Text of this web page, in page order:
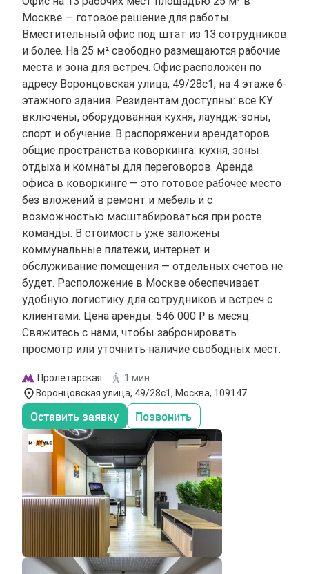
Москве — готовое решение для работы.
Вместительный офис под штат из 13 сотрудников
и более. На 25 м² свободно размещаются рабочие
места и зона для встреч. Офис расположен по
адресу Воронцовская улица, 49/28с1, на 4 этаже 6-
этажного здания. Резидентам доступны: все КУ
включены, оборудованная кухня, лаундж-зоны,
спорт и обучение. В распоряжении арендаторов
общие пространства коворкинга: кухня, зоны
отдыха и комнаты для переговоров. Аренда
офиса в коворкинге — это готовое рабочее место
без вложений в ремонт и мебель и с
возможностью масштабироваться при росте
команды. В стоимость уже заложены
коммунальные платежи, интернет и
обслуживание помещения — отдельных счетов не
будет. Расположение в Москве обеспечивает
удобную логистику для сотрудников и встреч с
клиентами. Цена аренды: 546 000 ₽ в месяц.
Свяжитесь с нами, чтобы забронировать
просмотр или уточнить наличие свободных мест.
Пролетарская
1 мин
Воронцовская улица, 49/28с1, Москва, 109147
Оставить заявку Позвонить